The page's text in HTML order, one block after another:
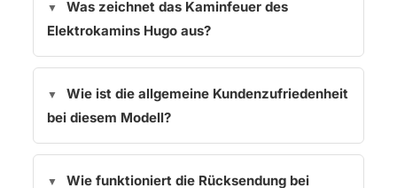
Was zeichnet das Kaminfeuer des
Elektrokamins Hugo aus?
Wie ist die allgemeine Kundenzufriedenheit
bei diesem Modell?
Wie funktioniert die Rücksendung bei